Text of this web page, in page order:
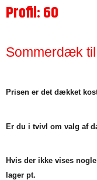
Profil: 60
Sommerdæk
Prisen er det dækket
Er du i tvivl om valg af
Hvis der ikke vises
lager pt.